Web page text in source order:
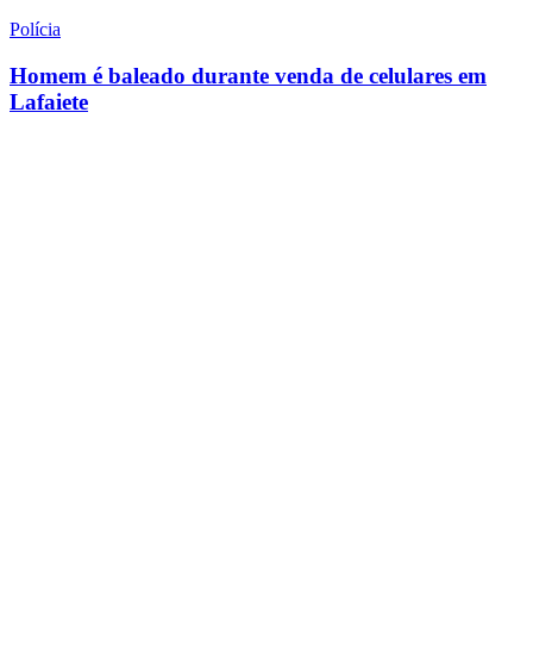
Polícia
Homem é baleado durante venda de celulares em
Lafaiete